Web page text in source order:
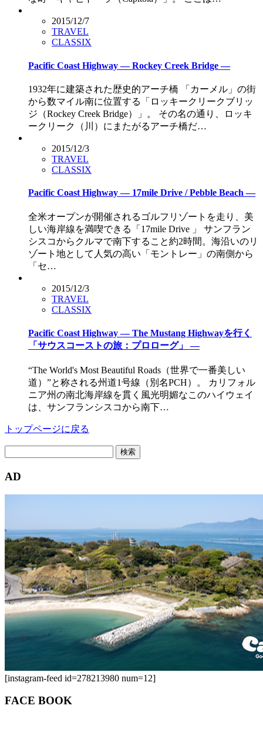
2015/12/7
TRAVEL
CLASSIX
Pacific Coast Highway — Rockey Creek Bridge —
1932年に建築された歴史的アーチ橋 「カーメル」の街
から数マイル南に位置する「ロッキークリークブリッ
ジ（Rockey Creek Bridge）」。 その名の通り、ロッキ
ークリーク（川）にまたがるアーチ橋だ…
2015/12/3
TRAVEL
CLASSIX
Pacific Coast Highway — 17mile Drive / Pebble Beach —
全米オープンが開催されるゴルフリゾートを走り、美
しい海岸線を満喫できる「17mile Drive 」 サンフラン
シスコからクルマで南下すること約2時間。海沿いのリ
ゾート地として人気の高い「モントレー」の南側から
「セ…
2015/12/3
TRAVEL
CLASSIX
Pacific Coast Highway — The Mustang Highwayを行く
「サウスコーストの旅：プロローグ」 —
“The World's Most Beautiful Roads（世界で一番美しい
道）”と称される州道1号線（別名PCH）。 カリフォル
ニア州の南北海岸線を貫く風光明媚なこのハイウェイ
は、サンフランシスコから南下…
トップページに戻る
AD
[instagram-feed id=278213980 num=12]
FACE BOOK